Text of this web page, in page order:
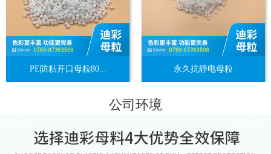
PE防粘开口母粒80... 永久抗静电母粒
公司环境